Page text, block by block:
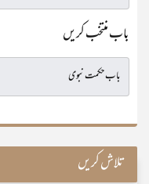
باب منتخب کریں
تلاش کریں